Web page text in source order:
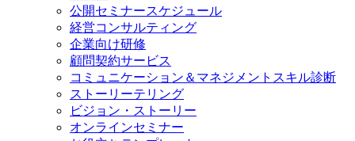
公開セミナースケジュール
経営コンサルティング
企業向け研修
顧問契約サービス
コミュニケーション＆マネジメントスキル診断
ストーリーテリング
ビジョン・ストーリー
オンラインセミナー